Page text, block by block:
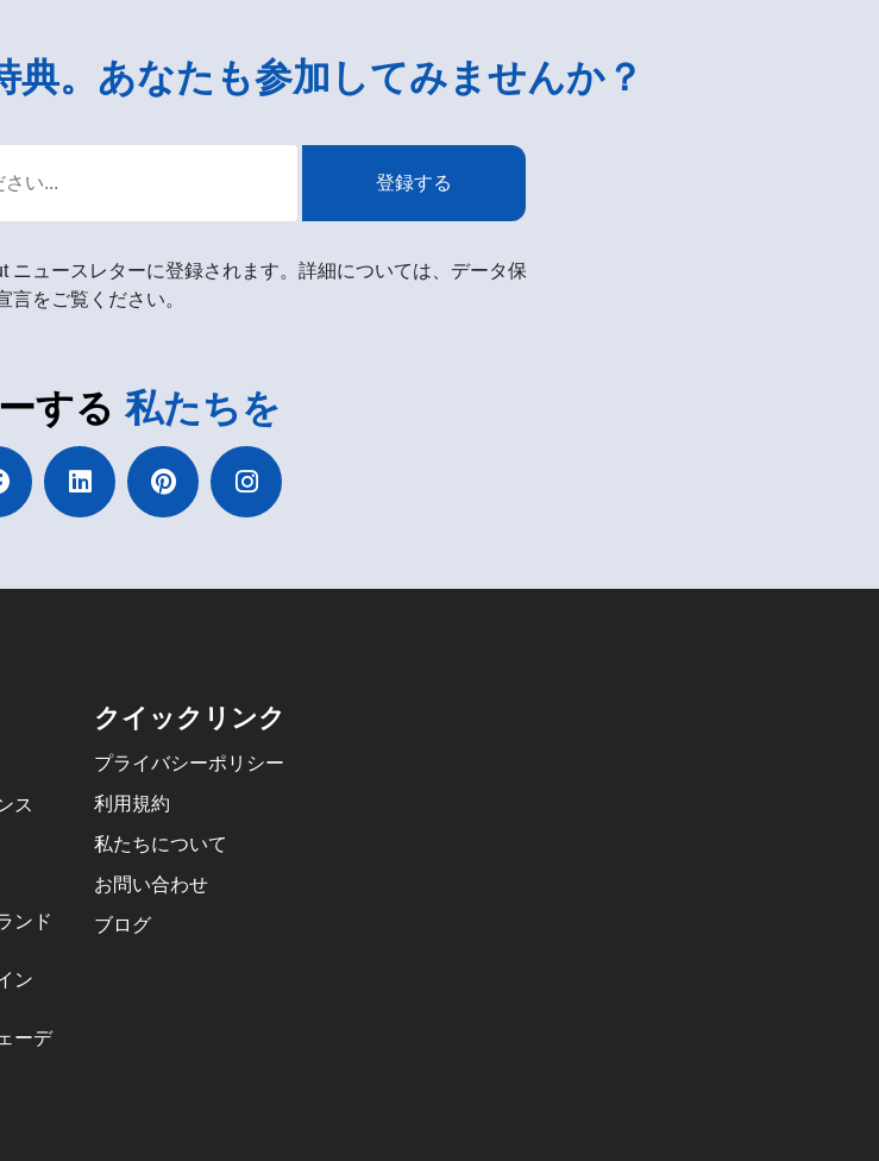
。あなたも参加してみませんか？
登録する
ニュースレターに登録されます。詳細については、データ保
言をご覧ください。
する私たちを
ス
ンド
ン
ーデ
クイックリンク
プライバシーポリシー
利用規約
私たちについて
お問い合わせ
ブログ